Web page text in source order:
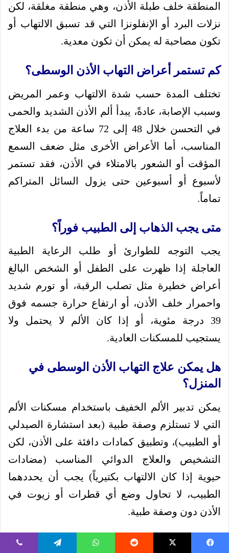
المنطقة خلف طبلة الأذن، وهي منطقة مغلقة، لكن
نزلات البرد أو الإنفلونزا التي قد تسبق الالتهاب أو
تكون مصاحبة له يمكن أن تكون معدية.
كم تستمر أعراض التهاب الأذن الوسطى؟
تختلف المدة حسب شدة الالتهاب وعمر المريض
وسبب الإصابة، عادةً، يبدأ ألم الأذن الشديد والحمى
في التحسن خلال 48 إلى 72 ساعة من بدء العلاج
المناسب، أما الأعراض الأخرى مثل ضعف السمع
المؤقت أو الشعور بالامتلاء في الأذن، فقد تستمر
لأسبوع أو أسبوعين حتى يزول السائل المتراكم
تماماً.
متى يجب الذهاب إلى الطبيب فوراً؟
يجب التوجه للطوارئ أو طلب الرعاية الطبية
العاجلة إذا ظهرت على الطفل أو الشخص البالغ
أعراض خطيرة مثل تصلب الرقبة، أو تورم شديد
واحمرار خلف الأذن، أو ارتفاع حرارة جسمه فوق
39 درجة مئوية، أو إذا كان الألم لا يحتمل ولا
يستجيب للمسكنات العادية.
هل يمكن علاج التهاب الأذن الوسطى في
المنزل؟
يمكن تدبير الألم الخفيف باستخدام مسكنات الألم
التي لا تستلزم وصفة طبية (بعد استشارة الصيدلي
أو الطبيب)، وتطبيق كمادات دافئة على الأذن، لكن
التشخيص والعلاج الدوائي المناسب (مضادات
حيوية إذا كان الالتهاب بكتيرياً) يجب أن يحددهما
الطبيب، لا تحاول وضع أي قطرات أو زيوت في
الأذن دون وصفة طبية.
لماذا يصاب الأطفال بالتهاب الأذن أكثر من